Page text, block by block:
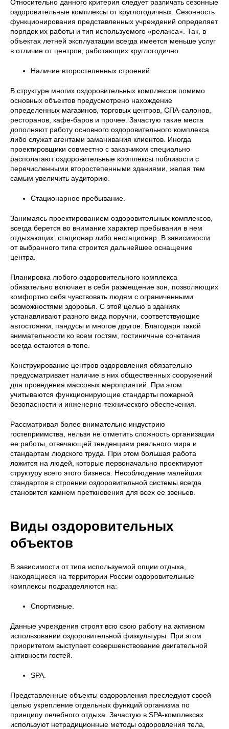
Относительно данного критерия следует различать сезонные
оздоровительные комплексы от круглогодичных. Сезонность
функционирования представленных учреждений определяет
порядок их работы и тип используемого «релакса». Так, в
объектах летней эксплуатации всегда имеется меньше услуг
в отличие от центров, работающих круглогодично.
Наличие второстепенных строений.
В структуре многих оздоровительных комплексов помимо
основных объектов предусмотрено нахождение
определенных магазинов, торговых центров, СПА-салонов,
ресторанов, кафе-баров и прочее. Зачастую такие места
дополняют работу основного оздоровительного комплекса
либо служат агентами заманивания клиентов. Иногда
проектировщики совместно с заказчиком специально
располагают оздоровительные комплексы поблизости с
перечисленными второстепенными зданиями, желая тем
самым увеличить аудиторию.
Стационарное пребывание.
Занимаясь проектированием оздоровительных комплексов,
всегда берется во внимание характер пребывания в нем
отдыхающих: стационар либо нестационар. В зависимости
от выбранного типа строится дальнейшее оснащение
центра.
Планировка любого оздоровительного комплекса
обязательно включает в себя размещение зон, позволяющих
комфортно себя чувствовать людям с ограниченными
возможностями здоровья. С этой целью в зданиях
устанавливают разного вида поручни, соответствующие
автостоянки, пандусы и многое другое. Благодаря такой
внимательности ко всем гостям, гостиничные сочетания
всегда остаются в топе.
Конструирование центров оздоровления обязательно
предусматривает наличие в них общественных сооружений
для проведения массовых мероприятий. При этом
учитываются функционирующие стандарты пожарной
безопасности и инженерно-технического обеспечения.
Рассматривая более внимательно индустрию
гостеприимства, нельзя не отметить сложность организации
ее работы, отвечающей тенденциям реального мира и
стандартам людского труда. При этом большая работа
ложится на людей, которые первоначально проектируют
структуру всего этого бизнеса. Несоблюдение малейших
стандартов в строении оздоровительной системы всегда
становится камнем преткновения для всех ее звеньев.
Виды оздоровительных
объектов
В зависимости от типа используемой опции отдыха,
находящиеся на территории России оздоровительные
комплексы подразделяются на:
Спортивные.
Данные учреждения строят всю свою работу на активном
использовании оздоровительной физкультуры. При этом
приоритетом выступает совершенствование двигательной
активности гостей.
SPA.
Представленные объекты оздоровления преследуют своей
целью укрепление отдельных функций организма по
принципу лечебного отдыха. Зачастую в SPA-комплексах
используют нетрадиционные методы оздоровления тела,